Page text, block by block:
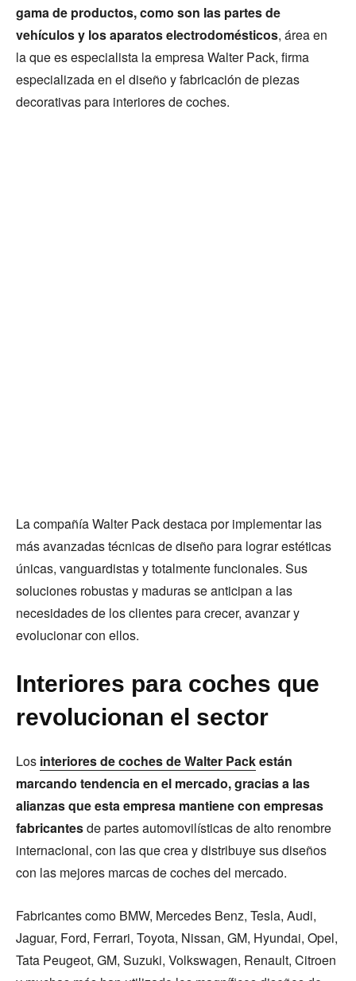
gama de productos, como son las partes de
vehículos y los aparatos electrodomésticos, área en
la que es especialista la empresa Walter Pack, firma
especializada en el diseño y fabricación de piezas
decorativas para interiores de coches.
La compañía Walter Pack destaca por implementar las
más avanzadas técnicas de diseño para lograr estéticas
únicas, vanguardistas y totalmente funcionales. Sus
soluciones robustas y maduras se anticipan a las
necesidades de los clientes para crecer, avanzar y
evolucionar con ellos.
Interiores para coches que
revolucionan el sector
Los interiores de coches de Walter Packestán
marcando tendencia en el mercado, gracias a las
alianzas que esta empresa mantiene con empresas
fabricantesde partes automovilísticas de alto renombre
internacional, con las que crea y distribuye sus diseños
con las mejores marcas de coches del mercado.
Fabricantes como BMW, Mercedes Benz, Tesla, Audi,
Jaguar, Ford, Ferrari, Toyota, Nissan, GM, Hyundai, Opel,
Tata Peugeot, GM, Suzuki, Volkswagen, Renault, Citroen